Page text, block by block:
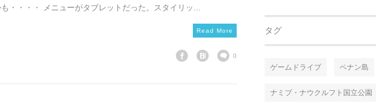
・・・・ メニューがタブレットだった。スタイリッ...
Read More
0
タグ
ゲームドライブ ペナン島
ナミブ・ナウクルフト国立公園